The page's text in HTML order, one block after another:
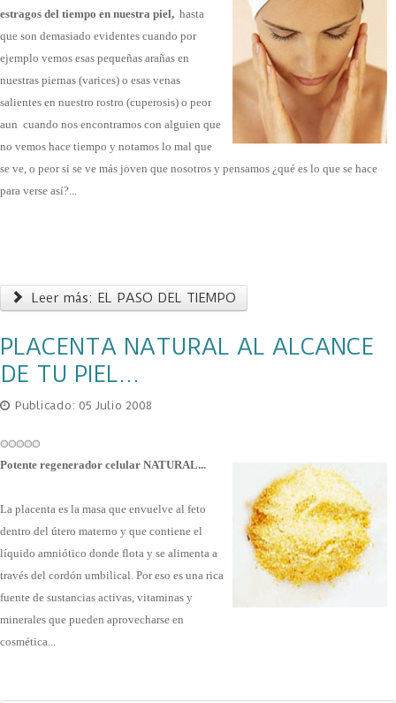
estragos del tiempo en nuestra piel, hasta
que son demasiado evidentes cuando por
ejemplo vemos esas pequeñas arañas en
nuestras piernas (varices) o esas venas
salientes en nuestro rostro (cuperosis) o peor
aun cuando nos encontramos con alguien que
no vemos hace tiempo y notamos lo mal que
se ve, o peor si se ve más joven que nosotros y pensamos ¿qué es lo que se hace
para verse así?...
Leer más: EL PASO DEL TIEMPO
PLACENTA NATURAL AL ALCANCE
DE TU PIEL…
Publicado: 05 Julio 2008
Potente regenerador celular NATURAL...
La placenta es la masa que envuelve al feto
dentro del útero materno y que contiene el
líquido amniótico donde flota y se alimenta a
través del cordón umbilical. Por eso es una rica
fuente de sustancias activas, vitaminas y
minerales que pueden aprovecharse en
cosmética...